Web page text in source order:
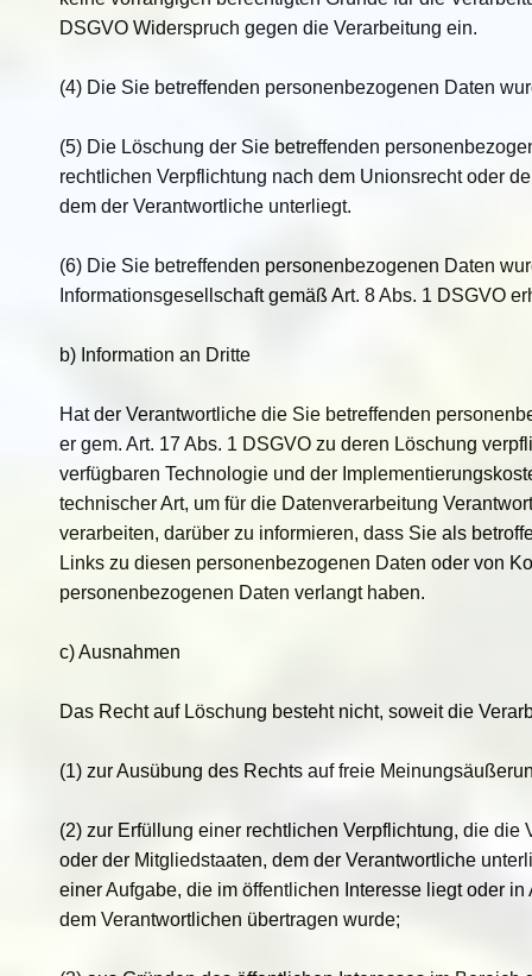
DSGVO Widerspruch gegen die Verarbeitung ein.
(4) Die Sie betreffenden personenbezogenen Daten
(5) Die Löschung der Sie betreffenden
rechtlichen Verpflichtung nach dem Unionsrecht oder
dem der Verantwortliche unterliegt.
(6) Die Sie betreffenden personenbezogenen Daten
Informationsgesellschaft gemäß Art. 8 Abs. 1 DSGVO
b) Information an Dritte
Hat der Verantwortliche die Sie betreffenden
er gem. Art. 17 Abs. 1 DSGVO zu deren Löschung
verfügbaren Technologie und der
technischer Art, um für die Datenverarbeitung
verarbeiten, darüber zu informieren, dass Sie als
Links zu diesen personenbezogenen Daten oder von
personenbezogenen Daten verlangt haben.
c) Ausnahmen
Das Recht auf Löschung besteht nicht, soweit die
(1) zur Ausübung des Rechts auf freie
(2) zur Erfüllung einer rechtlichen Verpflichtung, die die
oder der Mitgliedstaaten, dem der Verantwortliche
einer Aufgabe, die im öffentlichen Interesse liegt oder
dem Verantwortlichen übertragen wurde;